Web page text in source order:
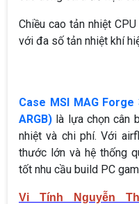
Chiều cao tản nhiệt
với đa số tản nhiệt khí
Case MSI MAG
ARGB) là lựa chọn cân
nhiệt và chi phí. Với
thước lớn và hệ thống
tốt nhu cầu build PC
Vi Tính Nguyễn